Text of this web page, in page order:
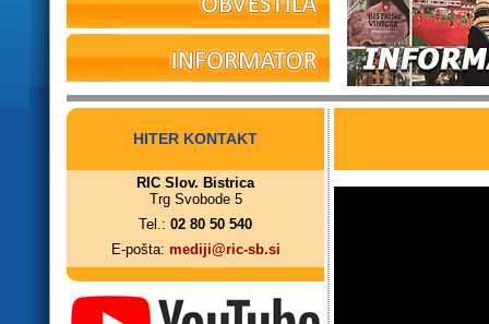
HITER KONTAKT
RIC Slov. Bistrica
Trg Svobode 5
Tel.: 02 80 50 540
E-pošta: mediji@ric-sb.si